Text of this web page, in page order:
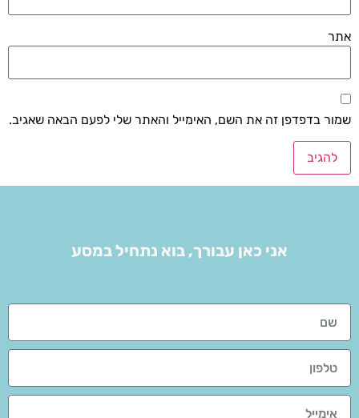
אתר
שמור בדפדפן זה את השם, האימייל והאתר שלי לפעם הבאה שאגיב.
אני כאן עבורך, בוא נתחיל במסע